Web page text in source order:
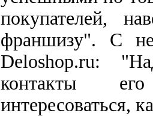
покупателей,
франшизу". С
Deloshop.ru:
контакты
интересоваться,